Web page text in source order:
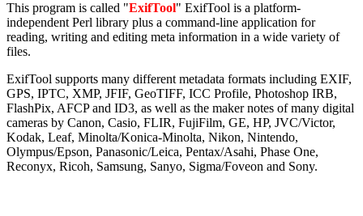
This program is called "ExifTool" ExifTool is a platform-
independent Perl library plus a command-line application for
reading, writing and editing meta information in a wide variety of
files.
ExifTool supports many different metadata formats including EXIF,
GPS, IPTC, XMP, JFIF, GeoTIFF, ICC Profile, Photoshop IRB,
FlashPix, AFCP and ID3, as well as the maker notes of many digital
cameras by Canon, Casio, FLIR, FujiFilm, GE, HP, JVC/Victor,
Kodak, Leaf, Minolta/Konica-Minolta, Nikon, Nintendo,
Olympus/Epson, Panasonic/Leica, Pentax/Asahi, Phase One,
Reconyx, Ricoh, Samsung, Sanyo, Sigma/Foveon and Sony.